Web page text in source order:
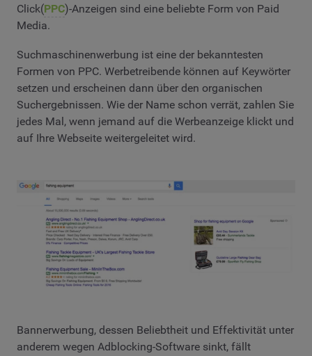
Click(PPC)-Anzeigen sind eine beliebte Form von Paid
Media.
Suchmaschinenwerbung ist eine der bekanntesten
Formen von PPC. Werbetreibende können auf Keywörter
setzen und erscheinen dann über den organischen
Suchergebnissen. Wie der Name schon verrät, zahlen Sie
jedes Mal, wenn jemand auf die Werbeanzeige klickt und
auf Ihre Webseite weitergeleitet wird.
Bannerwerbung, dessen Beliebtheit und Effektivität unter
anderem wegen Adblocking-Software sinkt, fällt